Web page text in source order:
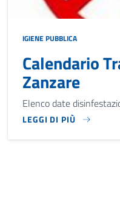
IGIENE PUBBLICA
Calendario
Zanzare
Elenco date
LEGGI DI PIÙ
ELENCO DATE